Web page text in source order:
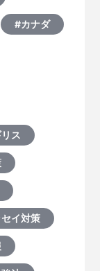
#カナダ
ス
イ対策